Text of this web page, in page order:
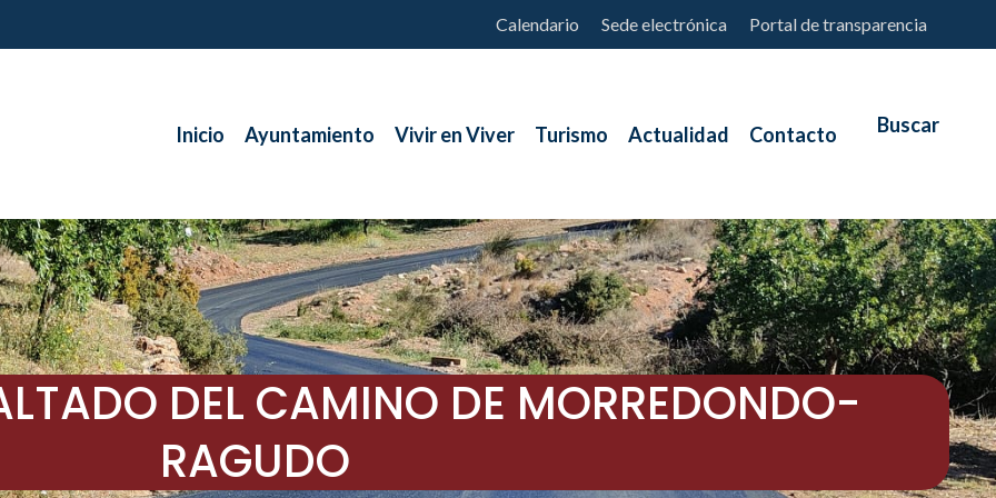
Calendario Sede electrónica Portal de transparencia
Inicio Ayuntamiento Vivir en Viver Turismo Actualidad Contacto
DEL CAMINO DE MORREDONDO-
RAGUDO